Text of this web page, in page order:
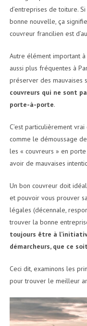
d’entreprises de toiture.
bonne nouvelle, ça
couvreur francilien est
Autre élément important
aussi plus fréquentes à
préserver des mauvaises
couvreurs qui ne sont
porte-à-porte.
C’est particulièrement
comme le démoussage
les « couvreurs » en
avoir de mauvaises
Un bon couvreur doit
et pouvoir vous prouver
légales (décennale,
trouver la bonne
toujours être à
démarcheurs, que ce
Ceci dit, examinons les
pour trouver le meilleur